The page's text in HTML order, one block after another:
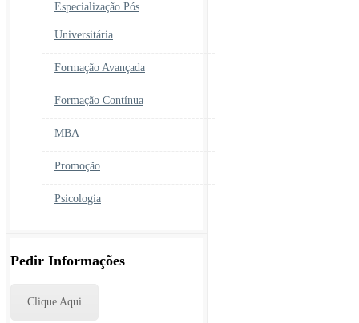
Especialização Pós
Universitária
Formação Avançada
Formação Contínua
MBA
Promoção
Psicologia
Pedir Informações
Clique Aqui